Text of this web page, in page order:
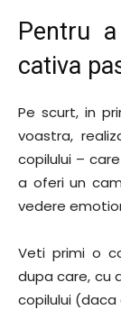
Pentru
cativa
Pe scurt, in
voastra,
copilului –
a oferi un
vedere
Veti primi o
dupa care, cu
copilului